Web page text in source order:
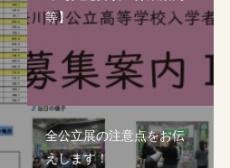
等】
全公立展の注意点をお伝
えします！